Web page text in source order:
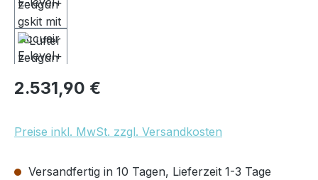
Regulärer Preis:
2.531,90 €
Preise inkl. MwSt. zzgl. Versandkosten
Versandfertig in 10 Tagen, Lieferzeit 1-3 Tage